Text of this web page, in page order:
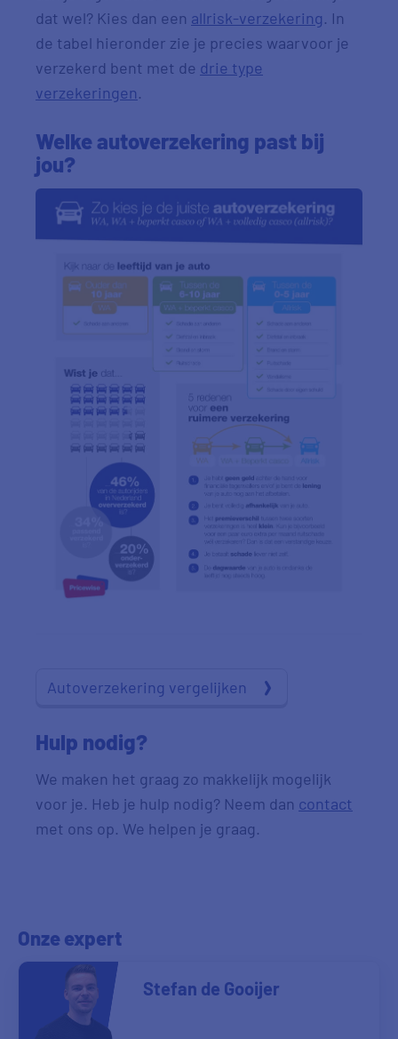
dat wel? Kies dan een allrisk-verzekering. In
de tabel hieronder zie je precies waarvoor je
verzekerd bent met de drie type
verzekeringen.
Welke autoverzekering past bij
jou?
Autoverzekering vergelijken
Hulp nodig?
We maken het graag zo makkelijk mogelijk
voor je. Heb je hulp nodig? Neem dan contact
met ons op. We helpen je graag.
Onze expert
Stefan de Gooijer